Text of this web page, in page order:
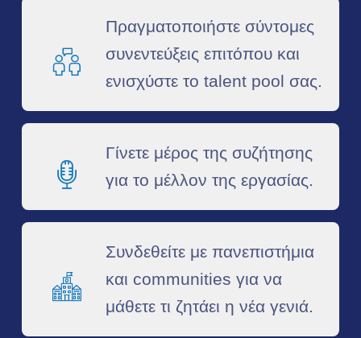
Πραγματοποιήστε σύντομες
συνεντεύξεις επιτόπου και
ενισχύστε το talent pool σας.​
Γίνετε μέρος της συζήτησης
για το μέλλον της εργασίας.
Συνδεθείτε με πανεπιστήμια
και communities για να
μάθετε τι ζητάει η νέα γενιά.​